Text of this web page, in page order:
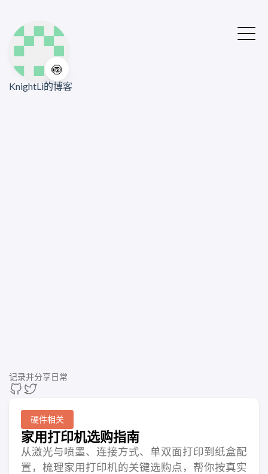
🍥
KnightLi的博客
记录并分享日常
硬件相关
家用打印机选购指南
从激光与喷墨、连接方式、单双面打印到纸盒配
置，梳理家用打印机的关键选购点，帮你按真实